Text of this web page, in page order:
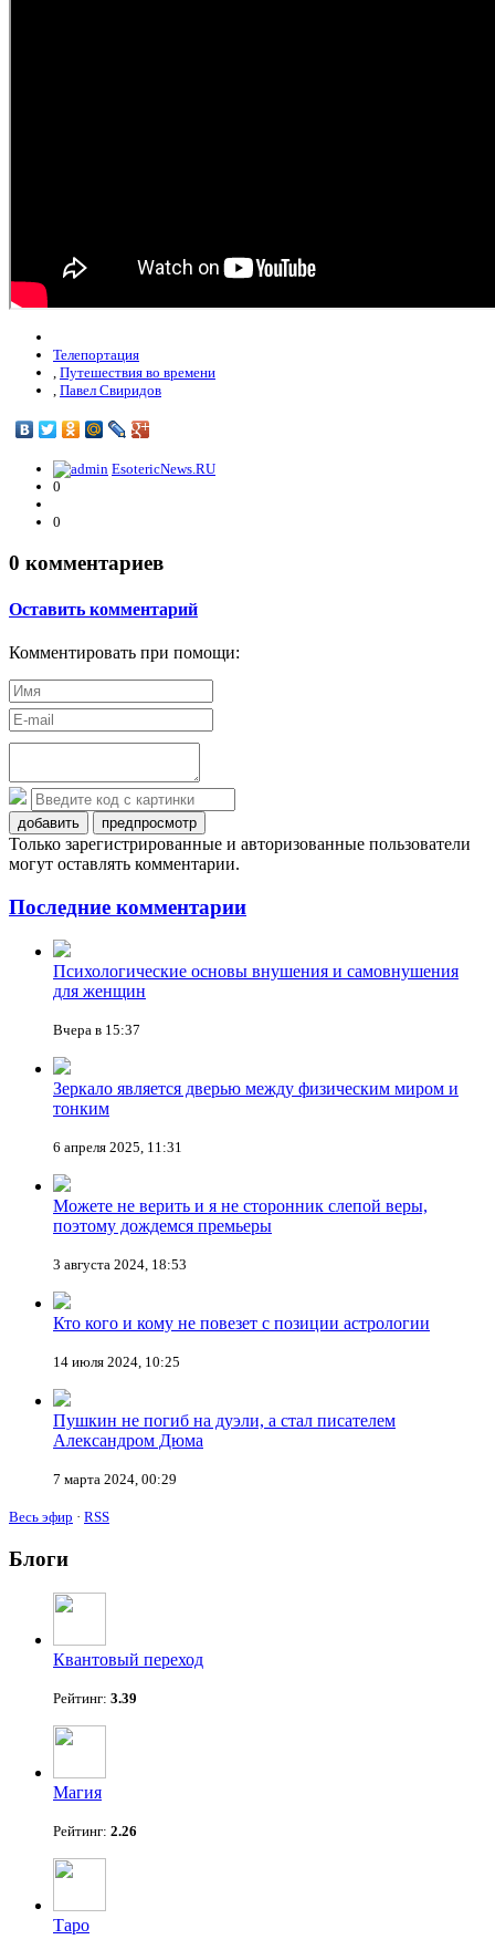
Телепортация
, Путешествия во времени
, Павел Свиридов
EsotericNews.RU
0
0
0 комментариев
Оставить комментарий
Комментировать при помощи:
добавить предпросмотр
Только зарегистрированные и авторизованные пользователи
могут оставлять комментарии.
Последние комментарии
Психологические основы внушения и самовнушения
для женщин
Вчера в 15:37
Зеркало является дверью между физическим миром и
тонким
6 апреля 2025, 11:31
Можете не верить и я не сторонник слепой веры,
поэтому дождемся премьеры
3 августа 2024, 18:53
Кто кого и кому не повезет с позиции астрологии
14 июля 2024, 10:25
Пушкин не погиб на дуэли, а стал писателем
Александром Дюма
7 марта 2024, 00:29
Весь эфир · RSS
Блоги
Квантовый переход
Рейтинг: 3.39
Магия
Рейтинг: 2.26
Таро